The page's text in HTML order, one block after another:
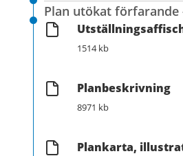
Plan utökat förfarande
1514 kb
Planbeskrivning
8971 kb
Plankarta,